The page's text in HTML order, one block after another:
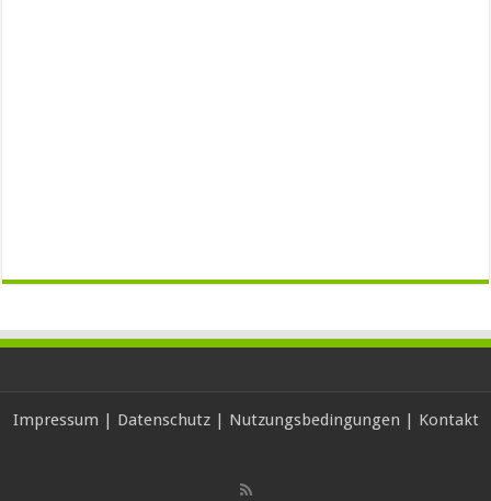
Impressum | Datenschutz| Nutzungsbedingungen | Kontakt